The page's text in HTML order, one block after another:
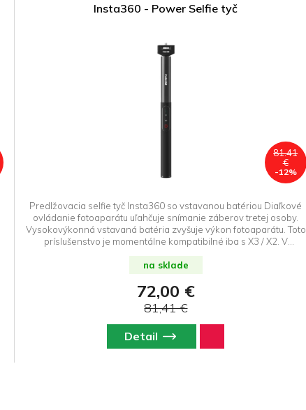
Insta360 - Power Selfie tyč
81.41
€
-12%
Predlžovacia selfie tyč Insta360 so vstavanou batériou Diaľkové
ovládanie fotoaparátu uľahčuje snímanie záberov tretej osoby.
Vysokovýkonná vstavaná batéria zvyšuje výkon fotoaparátu. Toto
príslušenstvo je momentálne kompatibilné iba s X3 / X2. V
na podporu tohto príslušenstva.
na sklade
72,00 €
81,41 €
Detail